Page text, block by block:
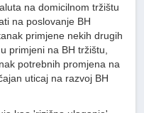
na domicilnom tržištu
na poslovanje BH
primjene nekih drugih
primjeni na BH tržištu,
potrebnih promjena na
uticaj na razvoj BH